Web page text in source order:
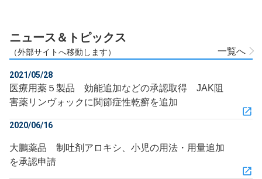
ニュース＆トピックス
（外部サイトへ移動します） 一覧へ
2021/05/28
医療用薬５製品 効能追加などの承認取得 JAK阻
害薬リンヴォックに関節症性乾癬を追加
2020/06/16
大鵬薬品 制吐剤アロキシ、小児の用法・用量追加
を承認申請